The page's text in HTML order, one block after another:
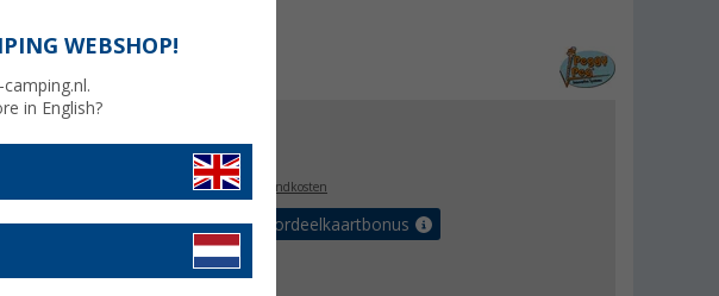
€ 7,99
Prijzen incl. BTWplus verzendkosten
Verzeker tot 5% voordeelkaartbonus
WEBSHOP!
in English?